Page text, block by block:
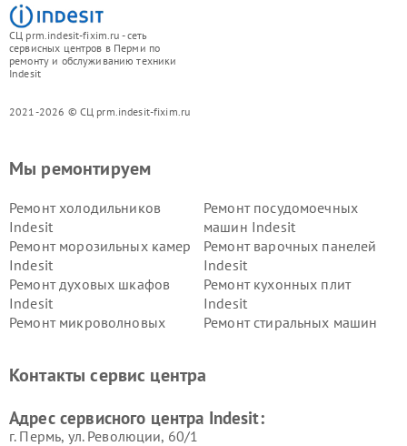
СЦ prm.indesit-fixim.ru - сеть
сервисных центров в Перми по
ремонту и обслуживанию техники
Indesit
2021-2026 © СЦ prm.indesit-fixim.ru
Мы ремонтируем
Ремонт холодильников
Indesit
Ремонт посудомоечных
машин Indesit
Ремонт морозильных камер
Indesit
Ремонт варочных панелей
Indesit
Ремонт духовых шкафов
Indesit
Ремонт кухонных плит
Indesit
Ремонт микроволновых
Ремонт стиральных машин
Indesit
Indesit
Контакты сервис центра
Адрес сервисного центра Indesit:
г. Пермь, ул. ​Революции, 60/1